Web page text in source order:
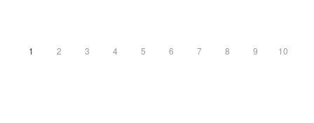
1 2 3 4 5 6 7 8 9 10